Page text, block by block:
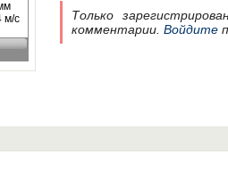
Только
комментарии. Войдите